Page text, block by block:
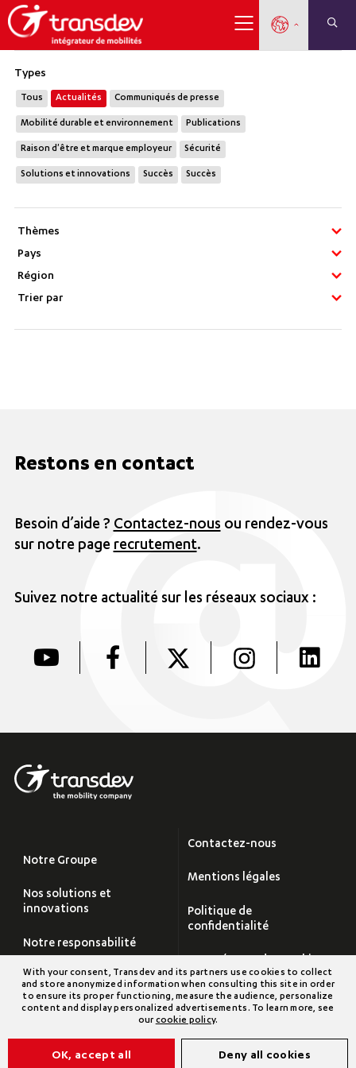
Types
Tous Actualités Communiqués de presse
Mobilité durable et environnement Publications
Raison d'être et marque employeur Sécurité
Solutions et innovations Succès Succès
Restons en contact
Besoin d’aide ?Contactez-nousou rendez-vous
sur notre pagerecrutement.
Suivez notre actualité sur les réseaux sociaux :
Notre Groupe
Nos solutions et
innovations
Notre responsabilité
Carrières
Salle de Presse
Contactez-nous
Mentions légales
Politique de
confidentialité
Plan du site
Transdev Groupe
With your consent, Transdev and its partners use cookies to collect
and store anonymized information when consulting this site in order
to ensure its proper functioning, measure the audience, personalize
content and display personalized advertisements. To learn more, see
ourcookie policy.
OK, accept all Deny all cookies